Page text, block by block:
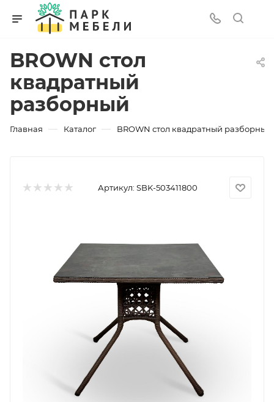
BROWN стол
квадратный
разборный
Главная — Каталог — BROWN стол квадратный разборный
Артикул: SBK-503411800